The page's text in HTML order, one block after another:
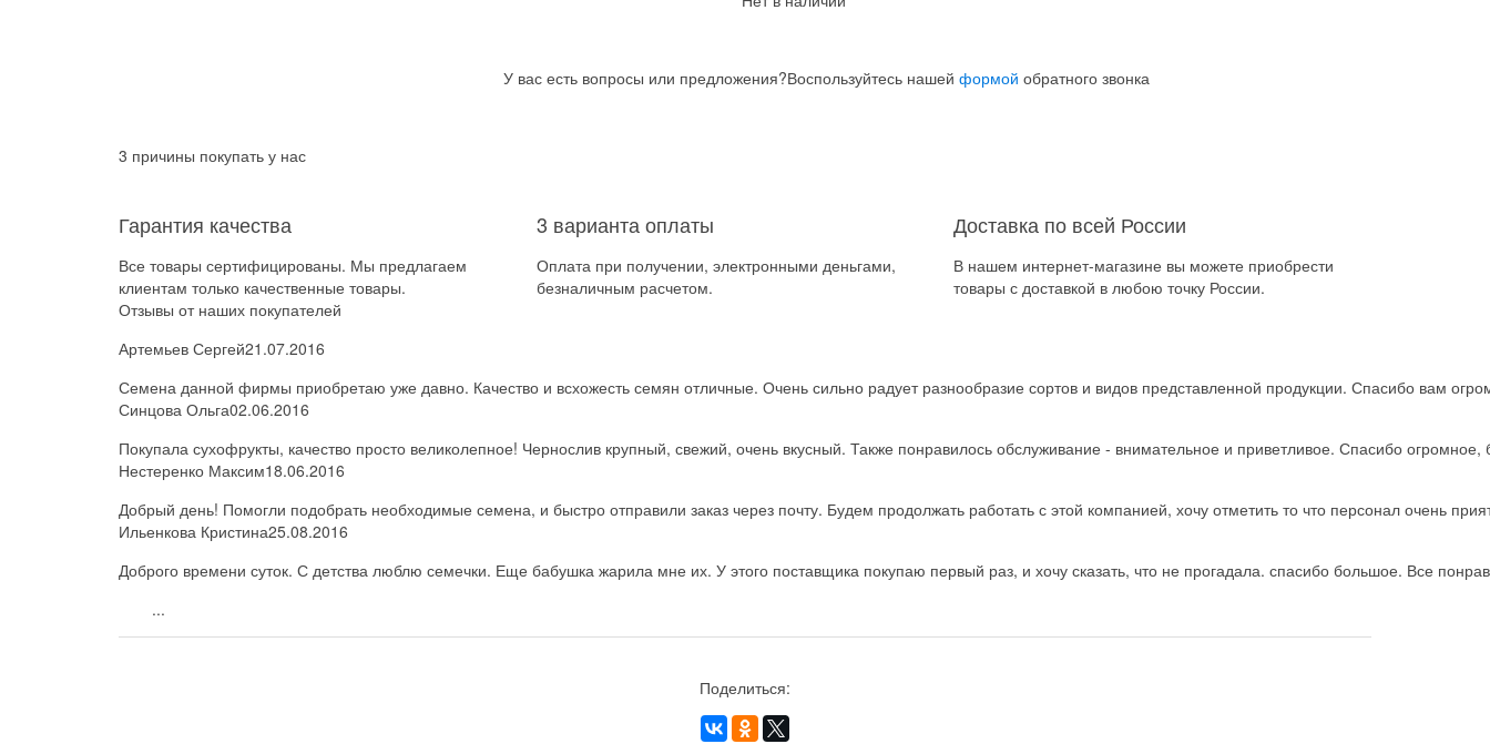
У вас есть вопросы или предложения?Воспользуйтесь нашей формой обратного звонка
3 причины покупать у нас
Гарантия качества
Все товары сертифицированы. Мы предлагаем
клиентам только качественные товары.
3 варианта оплаты
Оплата при получении, электронными деньгами,
безналичным расчетом.
Доставка по всей России
В нашем интернет-магазине вы можете приобрести
товары с доставкой в любою точку России.
Отзывы от наших покупателей
Артемьев Сергей21.07.2016
Семена данной фирмы приобретаю уже давно. Качество и всхожесть семян отличные. Очень сильно радует разнообразие сортов и видов представленной продукции. Спасибо вам
Синцова Ольга02.06.2016
Покупала сухофрукты, качество просто великолепное! Чернослив крупный, свежий, очень вкусный. Также понравилось обслуживание - внимательное и приветливое. Спасибо огромное,
Нестеренко Максим18.06.2016
Добрый день! Помогли подобрать необходимые семена, и быстро отправили заказ через почту. Будем продолжать работать с этой компанией, хочу отметить то что персонал очень
Ильенкова Кристина25.08.2016
Доброго времени суток. С детства люблю семечки. Еще бабушка жарила мне их. У этого поставщика покупаю первый раз, и хочу сказать, что не прогадала. спасибо большое. Все
...
Поделиться: